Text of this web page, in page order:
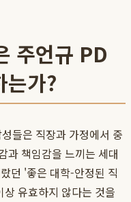
주언규 PD
가?
들은 직장과 가정에서 중
과 책임감을 느끼는 세대
던 '좋은 대학-안정된 직
유효하지 않다는 것을